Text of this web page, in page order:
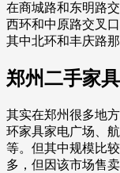
在商城路和东明路
西环和中原路交叉口
其中北环和丰庆路
郑州二手家
其实在郑州很多地
环家具家电广场、
等。但其中规模比
多，但因该市场售